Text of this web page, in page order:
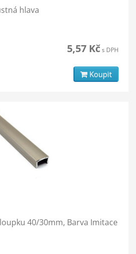
hlava
5,57 Kčs DPH
Koupit
40/30mm, Barva Imitace